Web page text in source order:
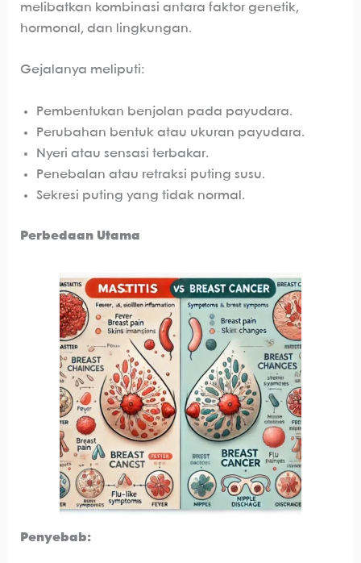
melibatkan kombinasi antara faktor genetik,
hormonal, dan lingkungan.
Gejalanya meliputi:
Pembentukan benjolan pada payudara.
Perubahan bentuk atau ukuran payudara.
Nyeri atau sensasi terbakar.
Penebalan atau retraksi puting susu.
Sekresi puting yang tidak normal.
Perbedaan Utama
Penyebab: